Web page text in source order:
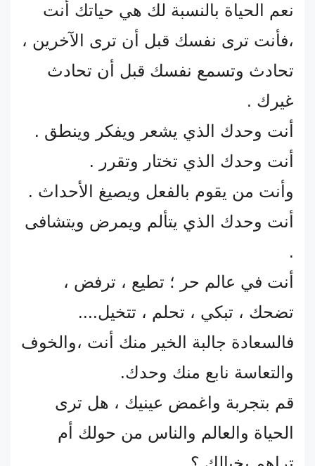
نعم الحياة بالنسبة لك هي حياتك أنت
،فأنت ترى نفسك قبل أن ترى الآخرين ،
تحادث وتسمع نفسك قبل أن تحادث
غيرك .
أنت وحدك الذي يشعر ويفكر وينطق .
أنت وحدك الذي تختار وتقرر .
وأنت من يقوم بالفعل ويصيغ الأحداث .
أنت وحدك الذي يتألم ويمرض ويتشافى
.
أنت في عالم حر ؛ تطيع ، ترفض ،
تضحك ، تبكي ، تحلم ، تتخيل....
فالسعادة جالبة الخير منك أنت ،والخوف
والتعاسة نابع منك وحدك.
قم بتجربة واغمض عينيك ، هل ترى
الحياة والعالم والناس من حولك أم